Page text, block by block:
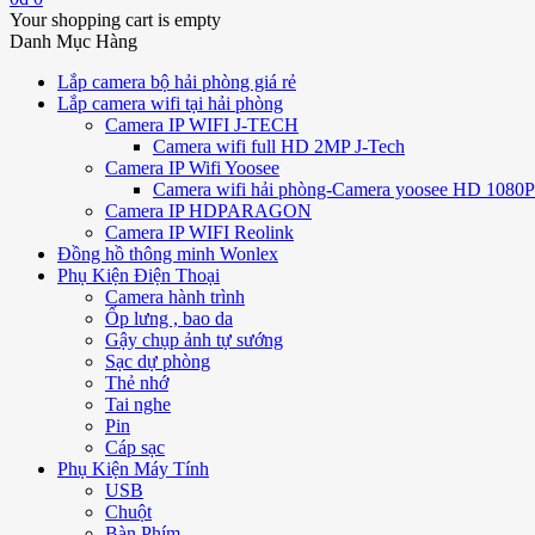
Your shopping cart is empty
Danh Mục Hàng
Lắp camera bộ hải phòng giá rẻ
Lắp camera wifi tại hải phòng
Camera IP WIFI J-TECH
Camera wifi full HD 2MP J-Tech
Camera IP Wifi Yoosee
Camera wifi hải phòng-Camera yoosee HD
Camera IP HDPARAGON
Camera IP WIFI Reolink
Đồng hồ thông minh Wonlex
Phụ Kiện Điện Thoại
Camera hành trình
Ốp lưng , bao da
Gậy chụp ảnh tự sướng
Sạc dự phòng
Thẻ nhớ
Tai nghe
Pin
Cáp sạc
Phụ Kiện Máy Tính
USB
Chuột